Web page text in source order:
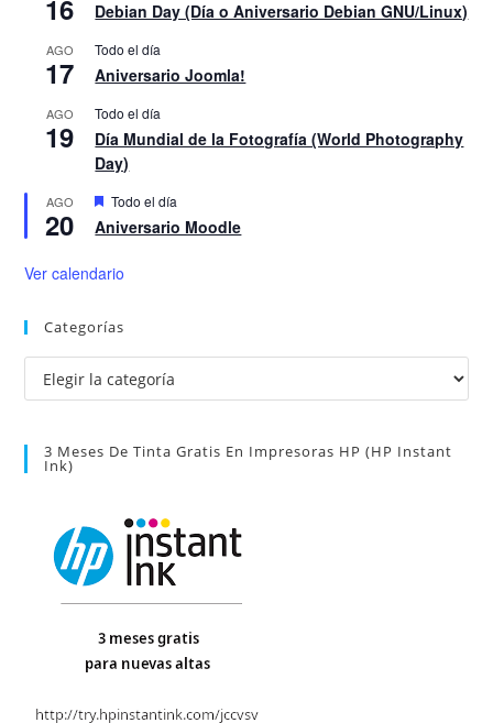
16 Debian Day (Día o Aniversario Debian GNU/Linux)
AGO
17
Todo el día
Aniversario Joomla!
AGO
19
Todo el día
Día Mundial de la Fotografía (World Photography
Day)
AGO
20
D
e
s
a
d
Todo el día
Aniversario Moodle
Ver calendario
Categorías
Categorías
3 Meses De Tinta Gratis En Impresoras HP (HP Instant
Ink)